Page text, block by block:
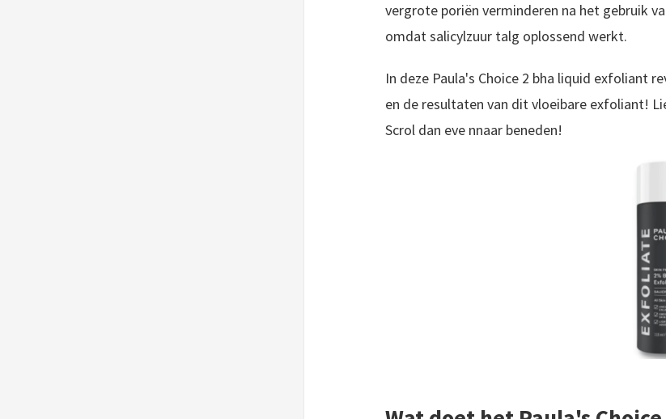
vergrote poriën verminderen na het gebruik
omdat salicylzuur talg oplossend werkt.
In deze Paula's Choice 2 bha liquid exfoliant
en de resultaten van dit vloeibare exfoliant!
Scrol dan eve nnaar beneden!